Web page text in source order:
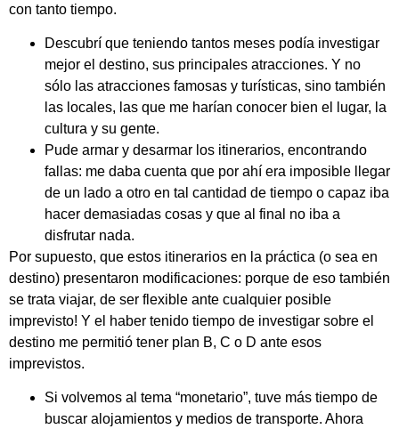
con tanto tiempo.
Descubrí que teniendo tantos meses podía investigar
mejor el destino, sus principales atracciones. Y no
sólo las atracciones famosas y turísticas, sino también
las locales, las que me harían conocer bien el lugar, la
cultura y su gente.
Pude armar y desarmar los itinerarios, encontrando
fallas: me daba cuenta que por ahí era imposible llegar
de un lado a otro en tal cantidad de tiempo o capaz iba
hacer demasiadas cosas y que al final no iba a
disfrutar nada.
Por supuesto, que estos itinerarios en la práctica (o sea en
destino) presentaron modificaciones: porque de eso también
se trata viajar, de ser flexible ante cualquier posible
imprevisto! Y el haber tenido tiempo de investigar sobre el
destino me permitió tener plan B, C o D ante esos
imprevistos.
Si volvemos al tema “monetario”, tuve más tiempo de
buscar alojamientos y medios de transporte. Ahora